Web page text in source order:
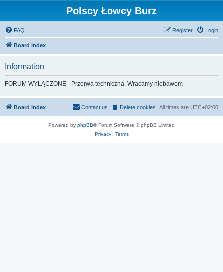
Polscy Łowcy Burz
FAQ Login
Register
Board index
Information
FORUM WYŁĄCZONE - Przerwa techniczna. Wracamy niebawem
Board index All times are UTC+02:00
Delete cookies
Contact us
Powered by phpBB® Forum Software © phpBB Limited
Privacy| Terms